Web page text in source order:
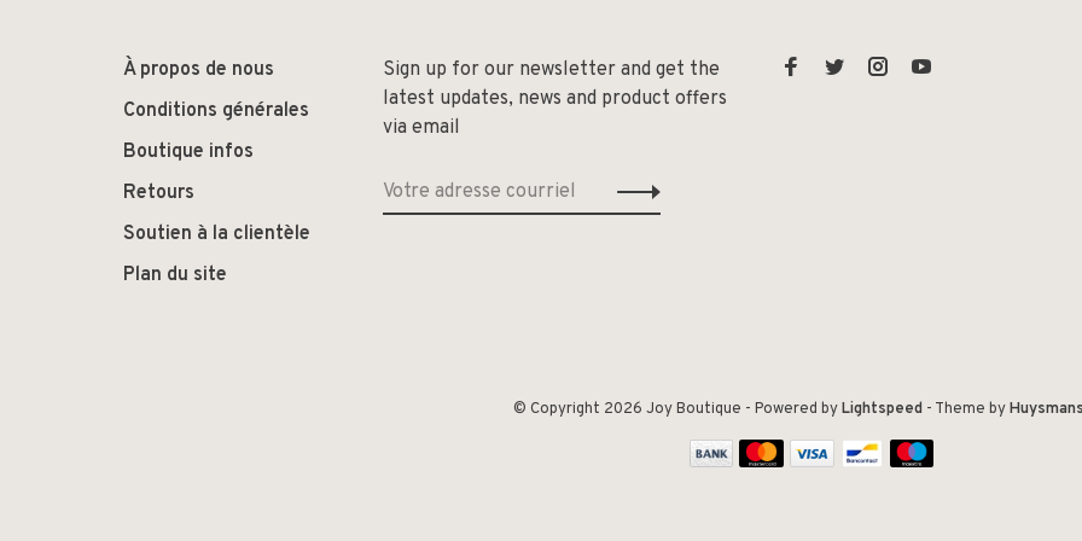
À propos de nous
Conditions générales
Boutique infos
Retours
Soutien à la clientèle
Plan du site
Sign up for our newsletter and get the
latest updates, news and product offers
via email
© Copyright 2026 Joy Boutique - Powered byLightspeed- Theme by